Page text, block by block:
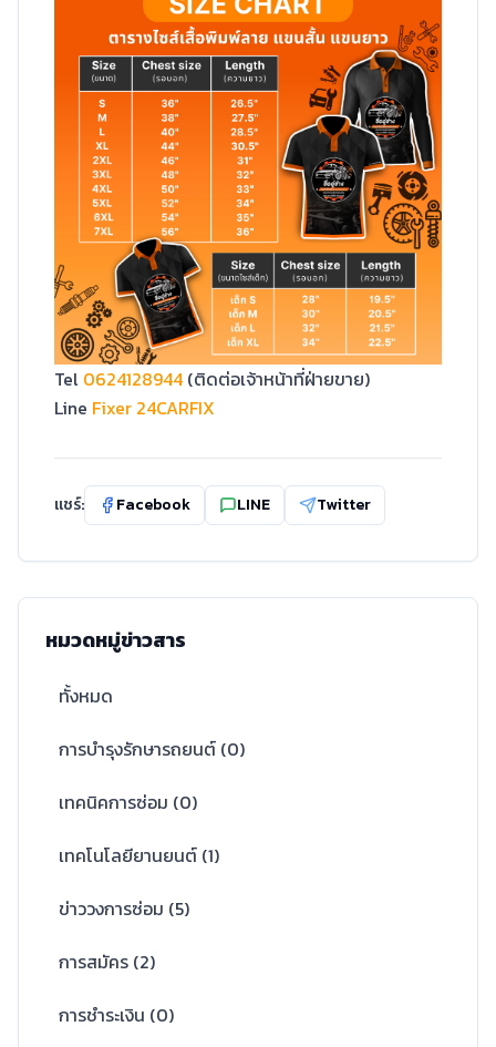
Tel 0624128944 (ติดต่อเจ้าหน้าที่ฝ่ายขาย)
Line Fixer 24CARFIX
แชร์: Facebook LINE Twitter
หมวดหมู่ข่าวสาร
ทั้งหมด
การบำรุงรักษารถยนต์ (0)
เทคนิคการซ่อม (0)
เทคโนโลยียานยนต์ (1)
ข่าววงการซ่อม (5)
การสมัคร (2)
การชำระเงิน (0)